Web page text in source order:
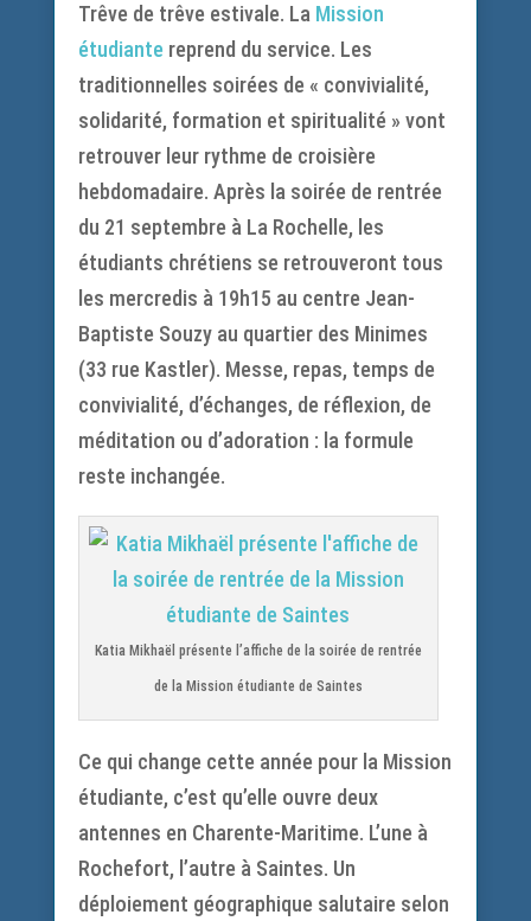
Trêve de trêve estivale. La Mission
étudiante reprend du service. Les
traditionnelles soirées de « convivialité,
solidarité, formation et spiritualité » vont
retrouver leur rythme de croisière
hebdomadaire. Après la soirée de rentrée
du 21 septembre à La Rochelle, les
étudiants chrétiens se retrouveront tous
les mercredis à 19h15 au centre Jean-
Baptiste Souzy au quartier des Minimes
(33 rue Kastler). Messe, repas, temps de
convivialité, d’échanges, de réflexion, de
méditation ou d’adoration : la formule
reste inchangée.
Katia Mikhaël présente l’affiche de la soirée de rentrée
de la Mission étudiante de Saintes
Ce qui change cette année pour la Mission
étudiante, c’est qu’elle ouvre deux
antennes en Charente-Maritime. L’une à
Rochefort, l’autre à Saintes. Un
déploiement géographique salutaire selon